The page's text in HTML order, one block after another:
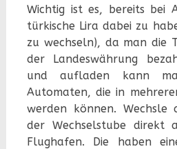
Wichtig ist es, bereits bei
türkische Lira dabei zu
zu wechseln), da man die
der Landeswährung
und aufladen kann
Automaten, die in
werden können.
der Wechselstube direkt
Flughafen. Die haben